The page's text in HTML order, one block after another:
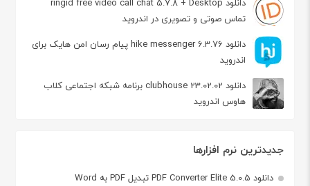
تماس صوتی و تصویری در اندروید
دانلود hike messenger 6.3.76 پیام‌ رسان‌ امن هایک برای
اندروید
دانلود clubhouse 23.02.02 برنامه شبکه اجتماعی کلاب
هاوس اندروید
جدیدترین نرم افزارها
دانلود PDF Converter Elite 5.0.5 تبدیل PDF به Word